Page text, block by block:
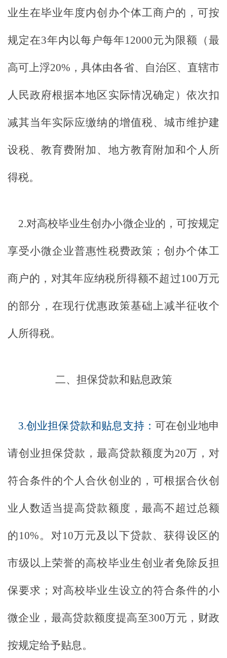
业生在毕业年度内创办个体工商户的，可按
规定在3年内以每户每年12000元为限额（最
高可上浮20%，具体由各省、自治区、直辖市
人民政府根据本地区实际情况确定）依次扣
减其当年实际应缴纳的增值税、城市维护建
设税、教育费附加、地方教育附加和个人所
得税。
2.对高校毕业生创办小微企业的，可按规定
享受小微企业普惠性税费政策；创办个体工
商户的，对其年应纳税所得额不超过100万元
的部分，在现行优惠政策基础上减半征收个
人所得税。
二、担保贷款和贴息政策
3.创业担保贷款和贴息支持：可在创业地申
请创业担保贷款，最高贷款额度为20万，对
符合条件的个人合伙创业的，可根据合伙创
业人数适当提高贷款额度，最高不超过总额
的10%。对10万元及以下贷款、获得设区的
市级以上荣誉的高校毕业生创业者免除反担
保要求；对高校毕业生设立的符合条件的小
微企业，最高贷款额度提高至300万元，财政
按规定给予贴息。